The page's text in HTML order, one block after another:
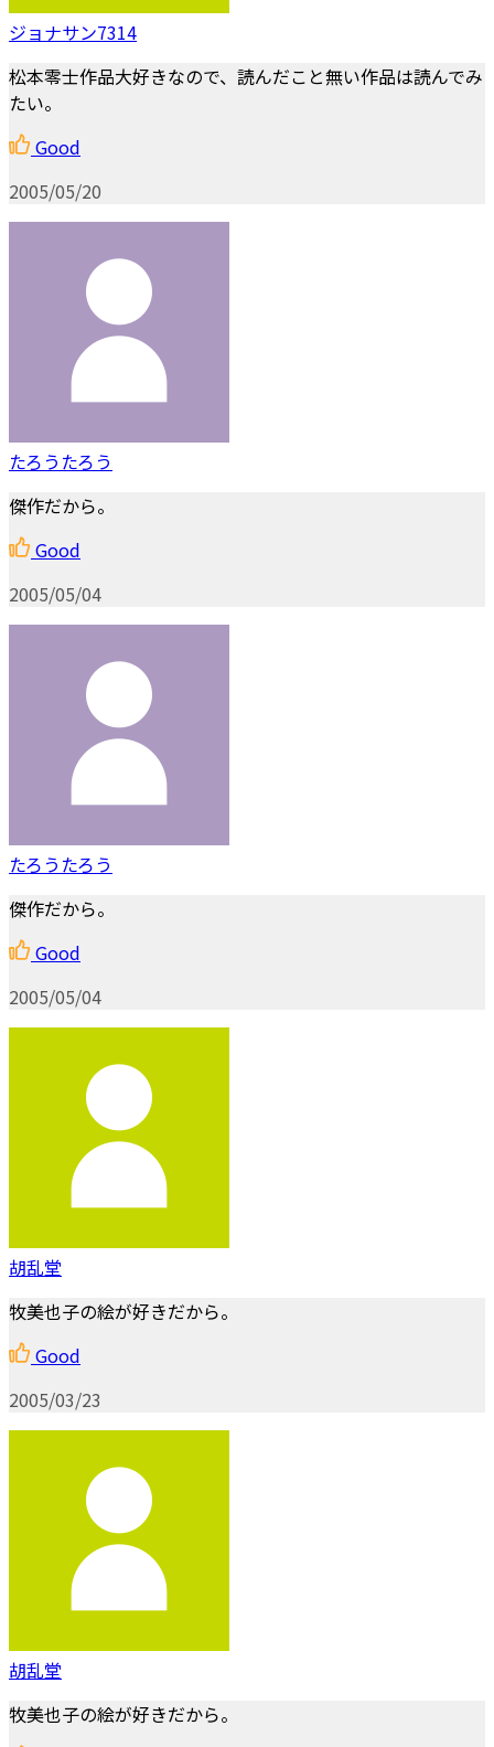
ジョナサン7314
松本零士作品大好きなので、読んだこと無い作品は読んでみ
たい。
Good
2005/05/20
たろうたろう
傑作だから。
Good
2005/05/04
たろうたろう
傑作だから。
Good
2005/05/04
胡乱堂
牧美也子の絵が好きだから。
Good
2005/03/23
胡乱堂
牧美也子の絵が好きだから。